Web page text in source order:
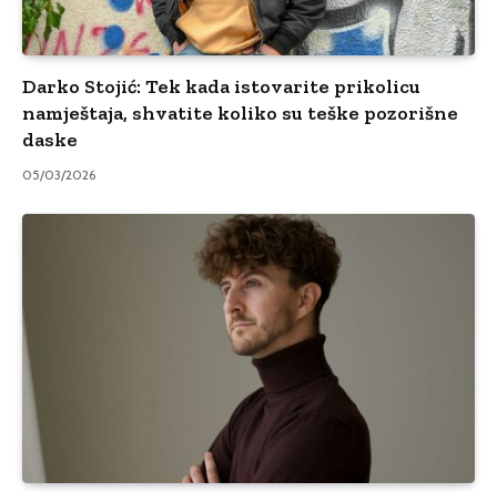
Darko Stojić: Tek kada istovarite prikolicu
namještaja, shvatite koliko su teške pozorišne
daske
05/03/2026